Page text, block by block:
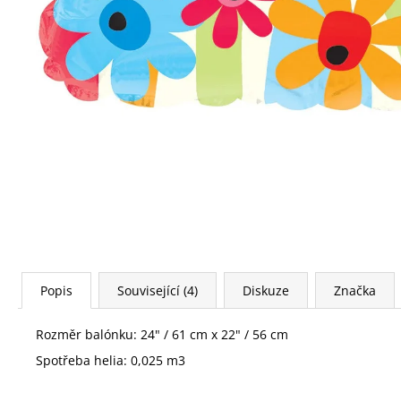
Popis Související (4) Diskuze Značka
Rozměr balónku: 24" / 61 cm x 22" / 56 cm
Spotřeba helia: 0,025 m3
FÓLIOVÝ BALÓN - ČÍSLICE 4 - ČERNÁ 88
CM
105 Kč